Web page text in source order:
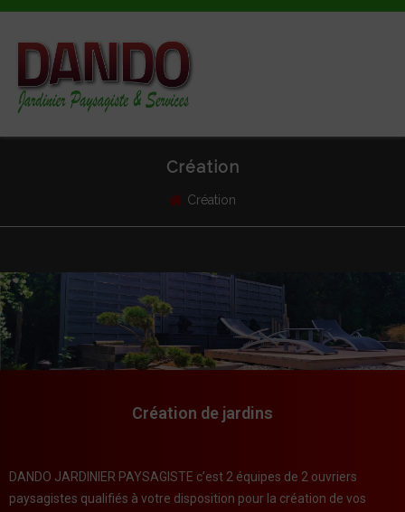
Création
Création
Création de jardins
DANDO JARDINIER PAYSAGISTE c’est 2 équipes de 2 ouvriers
paysagistes qualifiés à votre disposition pour la création de vos